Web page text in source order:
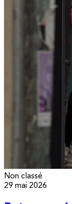
Non classé
29 mai 2026